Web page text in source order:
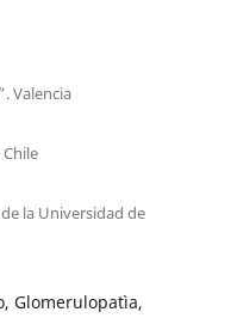
Valencia
la Universidad de
Glomerulopatìa,